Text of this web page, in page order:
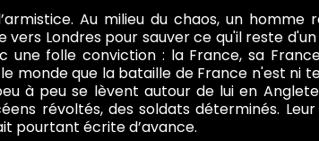
Au milieu du chaos, un homme
Londres pour sauver ce qu'il reste
une folle conviction : la France, sa
monde que la bataille de France n'est ni
à peu se lèvent autour de lui en
révoltés, des soldats déterminés.
pourtant écrite d’avance.